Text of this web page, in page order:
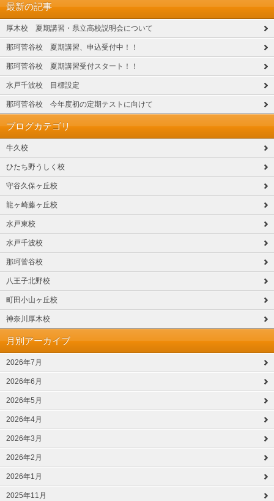
最新の記事
厚木校 夏期講習・県立高校説明会について
那珂菅谷校 夏期講習、申込受付中！！
那珂菅谷校 夏期講習受付スタート！！
水戸千波校 目標設定
那珂菅谷校 今年度初の定期テストに向けて
ブログカテゴリ
牛久校
ひたち野うしく校
守谷久保ヶ丘校
龍ヶ崎藤ヶ丘校
水戸東校
水戸千波校
那珂菅谷校
八王子北野校
町田小山ヶ丘校
神奈川厚木校
月別アーカイブ
2026年7月
2026年6月
2026年5月
2026年4月
2026年3月
2026年2月
2026年1月
2025年11月